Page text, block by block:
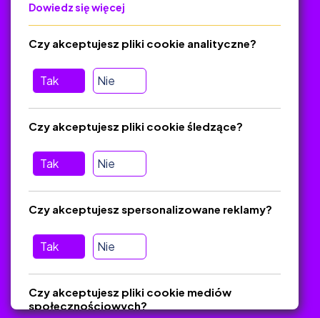
Polityka Prywatności
Regulamin
O platformie
Baza materiałów dydaktycznych
Jak zostać autorem
FAQ
wiadomość nie trafiła do folderu SPAM)
Materiały chronione Prawem Autorskim.
Dowiedz się więcej
Tak Nie
Czy akceptujesz pliki cookie analityczne?
Tak Nie
Czy akceptujesz pliki cookie śledzące?
Tak Nie
Czy akceptujesz spersonalizowane reklamy?
Czy akceptujesz pliki cookie mediów
społecznościowych?